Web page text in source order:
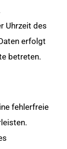
Uhrzeit des
erfolgt
betreten.
fehlerfreie